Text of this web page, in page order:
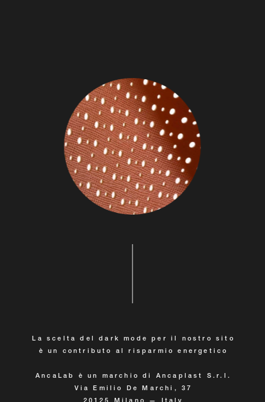
La scelta del dark mode per il nostro sito
è un contributo al risparmio energetico
AncaLab è un marchio di Ancaplast S.r.l.
Via Emilio De Marchi, 37